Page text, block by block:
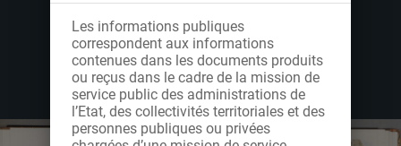
Les informations publiques
correspondent aux informations
contenues dans les documents produits
ou reçus dans le cadre de la mission de
service public des administrations de
l’Etat, des collectivités territoriales et des
personnes publiques ou privées